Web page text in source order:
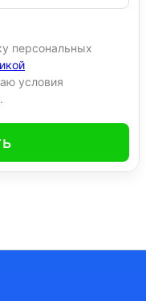
персональных
условия
.